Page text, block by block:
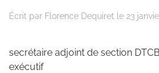
Écrit par Florence Dequiret le 23
secrétaire adjoint de section
exécutif